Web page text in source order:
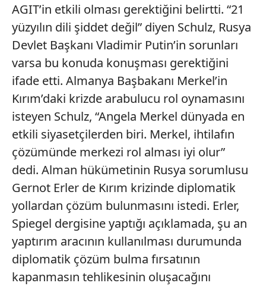
AGIT’in etkili olması gerektiğini belirtti. “21
yüzyılın dili şiddet değil” diyen Schulz, Rusya
Devlet Başkanı Vladimir Putin’in sorunları
varsa bu konuda konuşması gerektiğini
ifade etti. Almanya Başbakanı Merkel’in
Kırım’daki krizde arabulucu rol oynamasını
isteyen Schulz, “Angela Merkel dünyada en
etkili siyasetçilerden biri. Merkel, ihtilafın
çözümünde merkezi rol alması iyi olur”
dedi. Alman hükümetinin Rusya sorumlusu
Gernot Erler de Kırım krizinde diplomatik
yollardan çözüm bulunmasını istedi. Erler,
Spiegel dergisine yaptığı açıklamada, şu an
yaptırım aracının kullanılması durumunda
diplomatik çözüm bulma fırsatının
kapanmasın tehlikesinin oluşacağını